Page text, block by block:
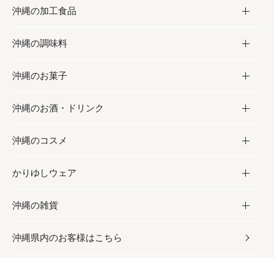
お取り寄せグルメ
フルーツ・野菜
お肉
海産物
沖縄の加工食品
加工食品
缶詰／パウチ
沖縄料理
沖縄そば／乾麺
レトルト食品
乾物／粉類
沖縄の調味料
調味料
砂糖／黒砂糖
塩
お酢／ドレッシング
しょうゆ
みそ
沖縄のお菓子
お菓子
黒糖
ちんすこう
伝統菓子
スナック
沖縄のお酒・ドリンク
お酒・ドリンク
泡盛
ビール・チューハイ
ワイン・ウィスキー・カクテル
沖縄のコスメ
コスメ
スキンケア
ボディケア
かりゆしウェア
かりゆしウェア
メンズ
沖縄の雑貨
雑貨
沖縄県内のお客様はこちら